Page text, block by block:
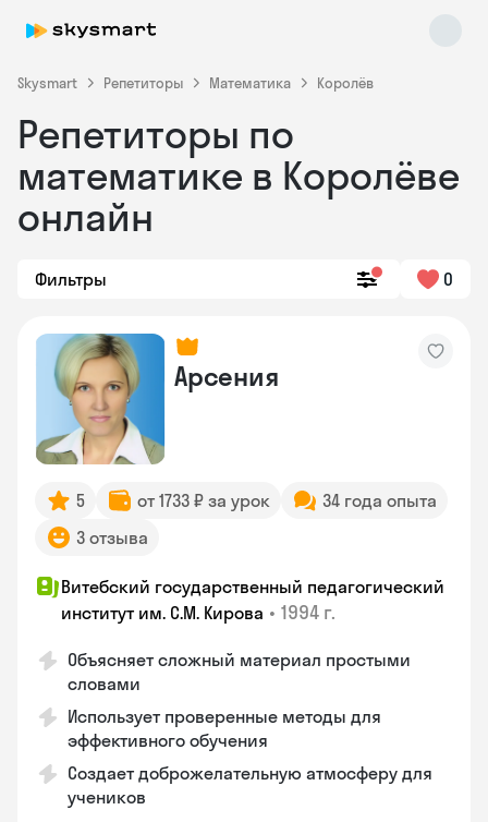
Skysmart Репетиторы Математика Королёв
Репетиторы по
математике в Королёве
онлайн
Фильтры 0
Арсения
5 от 1733 ₽ за урок
34 года опыта
3 отзыва
Витебский государственный педагогический
институт им. С.М. Кирова • 1994 г.
Объясняет сложный материал простыми
словами
Использует проверенные методы для
эффективного обучения
Создает доброжелательную атмосферу для
учеников
Skysmart Chat